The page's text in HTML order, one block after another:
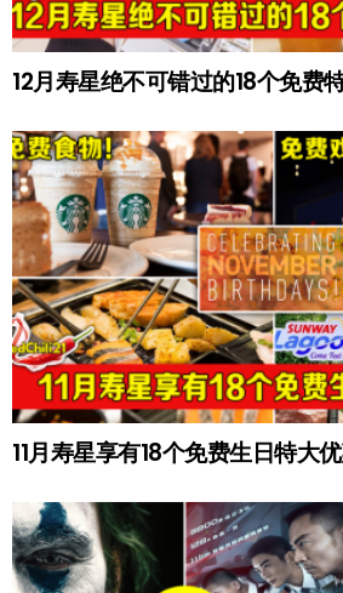
12月寿星绝不可错过的18个免费
11月寿星享有18个免费生日特大优